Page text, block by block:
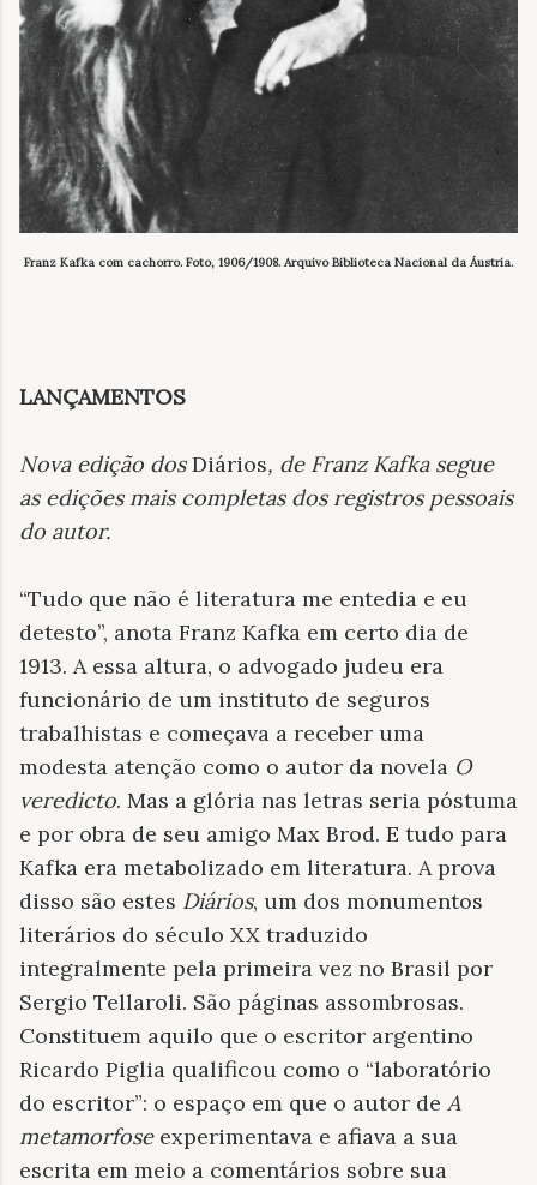
Franz Kafka com cachorro. Foto, 1906/1908. Arquivo Biblioteca Nacional da Áustria.
LANÇAMENTOS
Nova edição dosDiários, de Franz Kafka segue
as edições mais completas dos registros pessoais
do autor.
“Tudo que não é literatura me entedia e eu
detesto”, anota Franz Kafka em certo dia de
1913. A essa altura, o advogado judeu era
funcionário de um instituto de seguros
trabalhistas e começava a receber uma
modesta atenção como o autor da novela O
veredicto. Mas a glória nas letras seria póstuma
e por obra de seu amigo Max Brod. E tudo para
Kafka era metabolizado em literatura. A prova
disso são estes Diários, um dos monumentos
literários do século XX traduzido
integralmente pela primeira vez no Brasil por
Sergio Tellaroli. São páginas assombrosas.
Constituem aquilo que o escritor argentino
Ricardo Piglia qualificou como o “laboratório
do escritor”: o espaço em que o autor de A
metamorfoseexperimentava e afiava a sua
escrita em meio a comentários sobre sua